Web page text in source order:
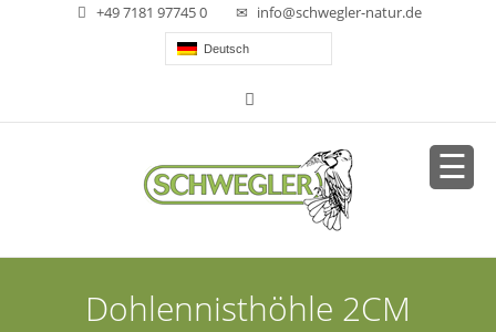
+49 7181 97745 0 info@schwegler-natur.de
Deutsch
Dohlennisthöhle 2CM